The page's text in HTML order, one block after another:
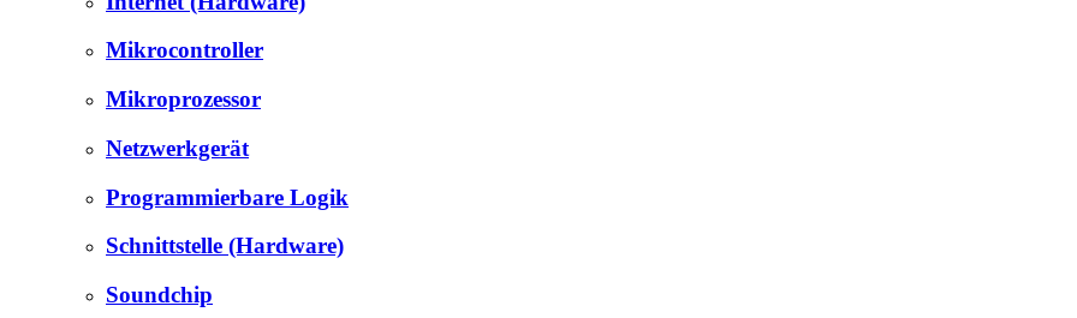
Mikrocontroller
Mikroprozessor
Netzwerkgerät
Programmierbare Logik
Schnittstelle (Hardware)
Soundchip